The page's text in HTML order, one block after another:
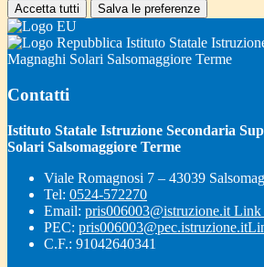
Accetta tutti Salva le preferenze
Istituto Statale
Magnaghi Solari Salsomaggiore Terme
Contatti
Istituto Statale Istruzione Secondaria
Solari Salsomaggiore Terme
Viale Romagnosi 7 – 43039
Tel: 0524-572270
Email: pris006003@istruzione.it Link
PEC: pris006003@pec.istruzione.it
C.F.: 91042640341